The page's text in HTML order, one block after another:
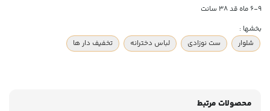
6-9 ماه قد 38 سانت
بخشها :
شلوار
ست نوزادی لباس دخترانه تخفیف دار ها
محصولات مرتبط